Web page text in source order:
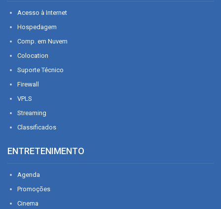
Acesso à Internet
Hospedagem
Comp. em Nuvem
Colocation
Suporte Técnico
Firewall
VPLS
Streaming
Classificados
ENTRETENIMENTO
Agenda
Promoções
Cinema